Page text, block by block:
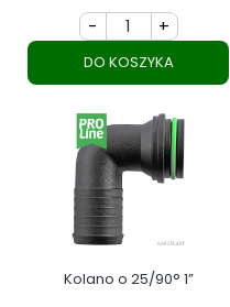
- +
DO KOSZYKA
Kolano o 25/90° 1”